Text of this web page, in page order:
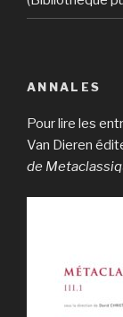
ANNALES
Pour lire les
Van Dieren
de